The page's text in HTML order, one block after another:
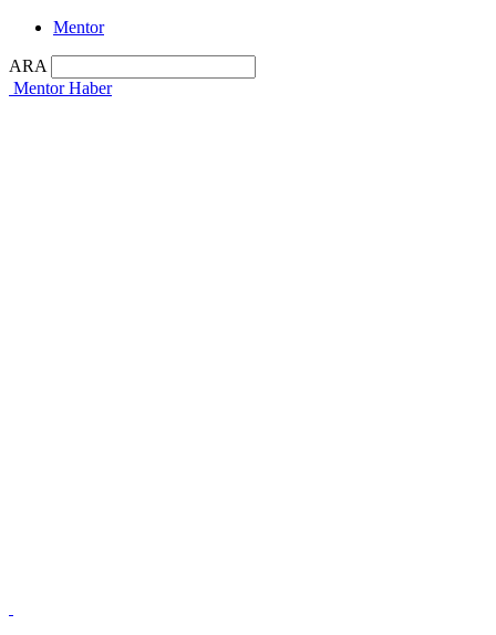
Mentor
ARA
Mentor Haber